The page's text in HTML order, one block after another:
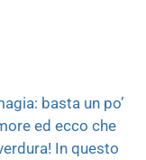
basta un po’
ed ecco che
In questo